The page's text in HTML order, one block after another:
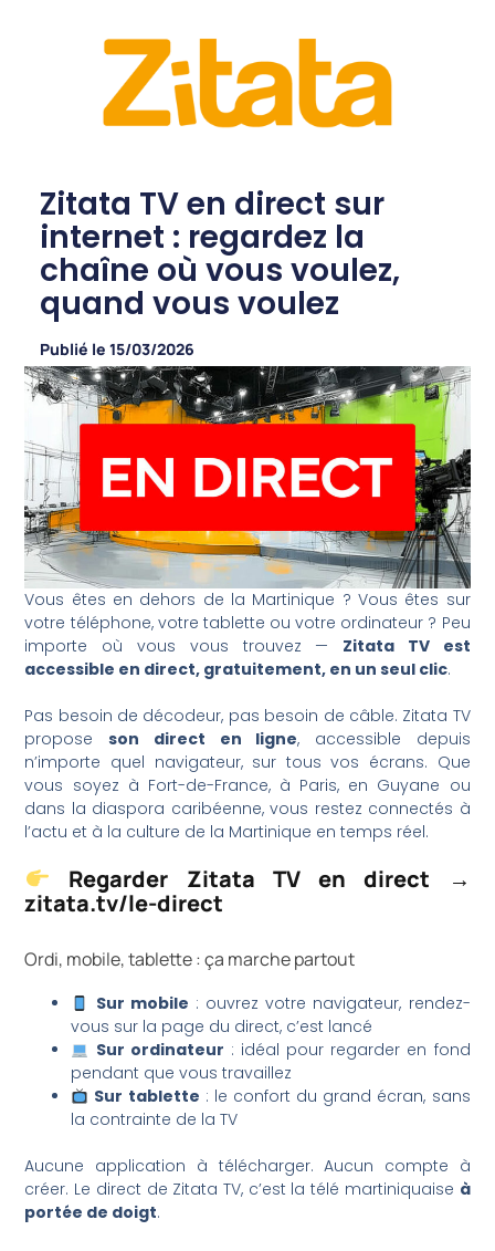
Zitata TV en direct sur
internet : regardez la
chaîne où vous voulez,
quand vous voulez
Publié le 15/03/2026
Vous êtes en dehors de la Martinique ? Vous êtes sur
votre téléphone, votre tablette ou votre ordinateur ? Peu
importe où vous vous trouvez — Zitata TV est
accessible en direct, gratuitement, en un seul clic.
Pas besoin de décodeur, pas besoin de câble. Zitata TV
proposeson direct en ligne, accessible depuis
n’importe quel navigateur, sur tous vos écrans. Que
vous soyez à Fort-de-France, à Paris, en Guyane ou
dans la diaspora caribéenne, vous restez connectés à
l’actu et à la culture de la Martinique en temps réel.
Regarder Zitata TV en direct →
zitata.tv/le-direct
Ordi, mobile, tablette : ça marche partout
Sur mobile : ouvrez votre navigateur, rendez-
vous sur la page du direct, c’est lancé
Sur ordinateur : idéal pour regarder en fond
pendant que vous travaillez
Sur tablette : le confort du grand écran, sans
la contrainte de la TV
Aucune application à télécharger. Aucun compte à
créer. Le direct de Zitata TV, c’est la télé martiniquaise à
portée de doigt.